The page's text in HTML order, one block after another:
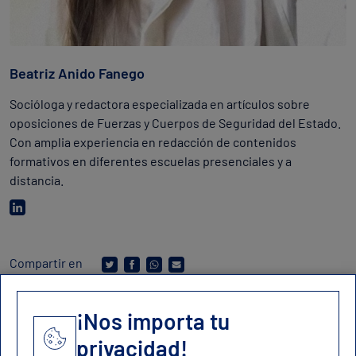
Beatriz Anido Fanego
Socióloga y redactora especializada en artículos sobre
oposiciones de Fuerzas y Cuerpos de Seguridad del Estado.
Con amplia experiencia en redacción de contenidos
formativos en diferentes escuelas presenciales y a
distancia.
Compartir en
¡Nos importa tu
privacidad!